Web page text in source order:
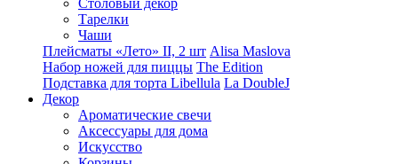
Столовый декор
Тарелки
Чаши
Плейсматы «Лето» II, 2 шт Alisa Maslova
Набор ножей для пиццы The Edition
Подставка для торта Libellula La DoubleJ
Декор
Ароматические свечи
Аксессуары для дома
Искусство